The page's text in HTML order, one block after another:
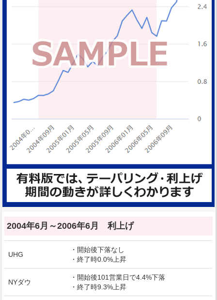
2004年6月～2006年6月 利上げ
UHG
・開始後下落なし
・終了時0.0%上昇
NYダウ
・開始後101営業日で4.4%下落
・終了時9.3%上昇